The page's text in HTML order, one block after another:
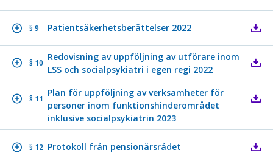
§ 9 Patientsäkerhetsberättelser 2022
§ 10
Redovisning av uppföljning av utförare inom
LSS och socialpsykiatri i egen regi 2022
§ 11
Plan för uppföljning av verksamheter för
personer inom funktionshinderområdet
inklusive socialpsykiatrin 2023
§ 12 Protokoll från pensionärsrådet